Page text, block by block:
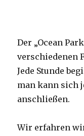
Der „Ocean
verschiedenen
Jede Stunde
man kann sich
anschließen.
Wir erfahren